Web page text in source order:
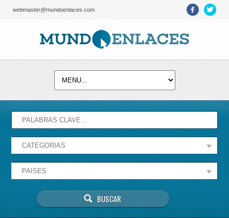
webmaster@mundoenlaces.com